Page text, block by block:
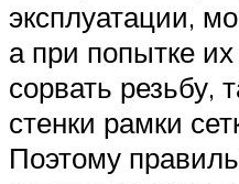
эксплуатации,
а при попытке
сорвать резьбу,
стенки рамки
Поэтому